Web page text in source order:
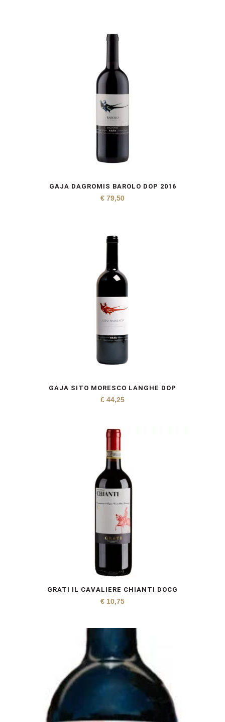
GAJA DAGROMIS BAROLO DOP 2016
€ 79,50
GAJA SITO MORESCO LANGHE DOP
€ 44,25
GRATI IL CAVALIERE CHIANTI DOCG
€ 10,75